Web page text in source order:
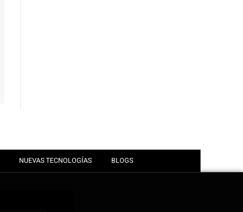
NUEVAS TECNOLOGÍAS BLOGS